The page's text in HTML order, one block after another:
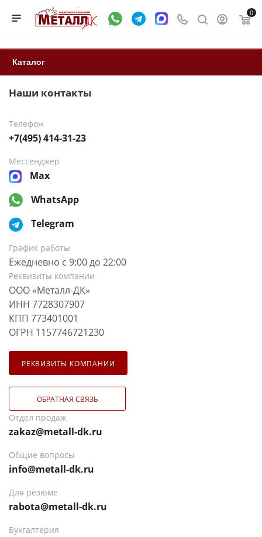
0
Каталог
Наши контакты
Телефон
+7(495) 414-31-23
Мессенджер
Max
WhatsApp
Telegram
График работы
Ежедневно с 9:00 до 22:00
Реквизиты компании
ООО «Металл-ДК»
ИНН 7728307907
КПП 773401001
ОГРН 1157746721230
РЕКВИЗИТЫ КОМПАНИИ
ОБРАТНАЯ СВЯЗЬ
Отдел продаж
zakaz@metall-dk.ru
Общие вопросы
info@metall-dk.ru
Для резюме
rabota@metall-dk.ru
Бухгалтерия